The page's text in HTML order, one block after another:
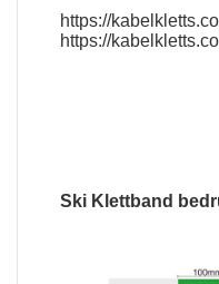
https://
https://
Ski Klettband